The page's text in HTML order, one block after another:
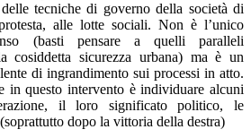
tecniche di governo della società di
alle lotte sociali. Non è l’unico
(basti pensare a quelli paralleli
cosiddetta sicurezza urbana) ma è un
di ingrandimento sui processi in atto.
in questo intervento è individuare alcuni
il loro significato politico, le
dopo la vittoria della destra)